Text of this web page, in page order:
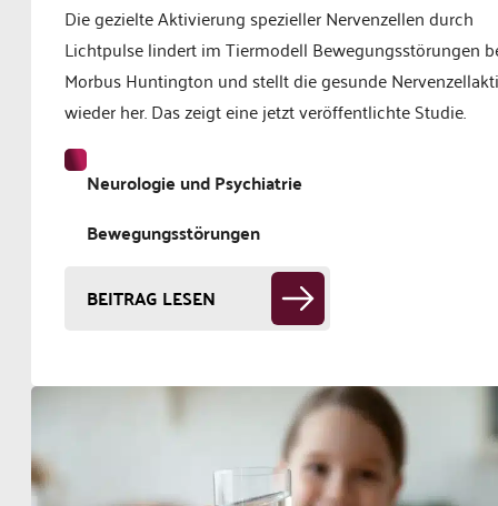
Die gezielte Aktivierung spezieller Nervenzellen durch
Lichtpulse lindert im Tiermodell Bewegungsstörungen
Morbus Huntington und stellt die gesunde
wieder her. Das zeigt eine jetzt veröffentlichte Studie.
Neurologie und Psychiatrie
Bewegungsstörungen
BEITRAG LESEN